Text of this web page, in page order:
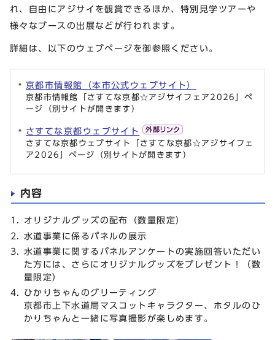
れ、自由にアジサイを観賞できるほか、特別見学ツアーや
様々なブースの出展などが行われます。
詳細は、以下のウェブページを御参照ください。
京都市情報館（本市公式ウェブサイト）
京都市情報館「さすてな京都☆アジサイフェア2026」ペ
ージ（別サイトが開きます）
さすてな京都ウェブサイト
さすてな京都ウェブサイト「さすてな京都☆アジサイフェ
ア2026」ページ（別サイトが開きます）
内容
オリジナルグッズの配布（数量限定）
水道事業に係るパネルの展示
水道事業に関するパネルアンケートの実施回答いただい
た方には、さらにオリジナルグッズをプレゼント！（数
量限定）
ひかりちゃんのグリーティング
京都市上下水道局マスコットキャラクター、ホタルのひ
かりちゃんと一緒に写真撮影が楽しめます。